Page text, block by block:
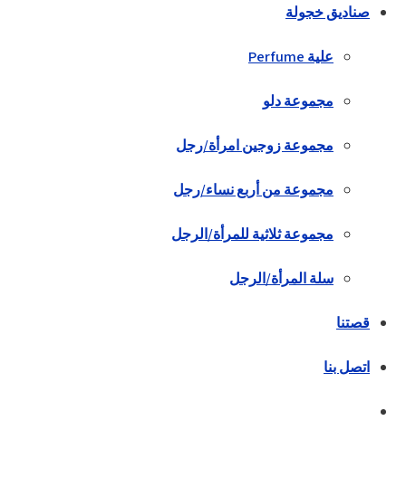
صناديق خجولة
علية Perfume
مجموعة دلو
مجموعة زوجين امرأة/رجل
مجموعة من أربع نساء/رجل
مجموعة ثلاثية للمرأة/الرجل
سلة المرأة/الرجل
قصتنا
اتصل بنا